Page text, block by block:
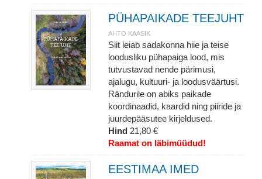
PÜHAPAIKADE TEEJUHT
AHTO KAASIK
Siit leiab sadakonna hiie ja teise
loodusliku pühapaiga lood, mis
tutvustavad nende pärimusi,
ajalugu, kultuuri- ja loodusväärtusi.
Rändurile on abiks paikade
koordinaadid, kaardid ning piiride ja
juurdepääsutee kirjeldused.
Hind 21,80 €
Raamat on läbimüüdud!
EESTIMAA IMED